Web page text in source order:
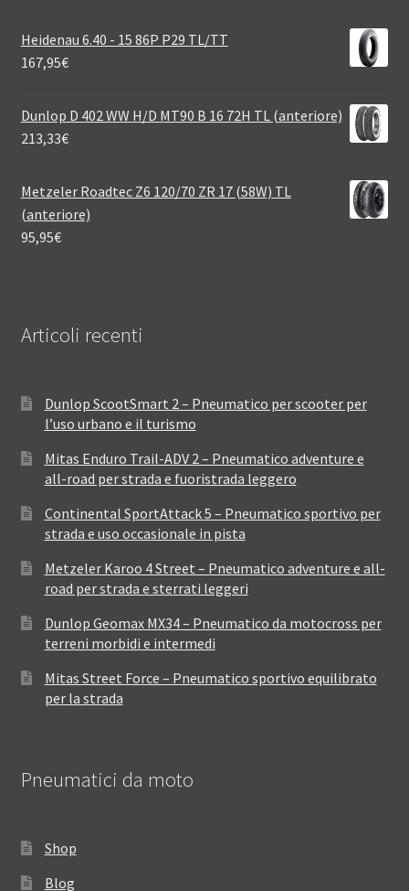
Heidenau 6.40 - 15 86P P29 TL/TT
167,95€
Dunlop D 402 WW H/D MT90 B 16 72H TL (anteriore)
213,33€
Metzeler Roadtec Z6 120/70 ZR 17 (58W) TL
(anteriore)
95,95€
Articoli recenti
Dunlop ScootSmart 2 – Pneumatico per scooter per
l’uso urbano e il turismo
Mitas Enduro Trail-ADV 2 – Pneumatico adventure e
all-road per strada e fuoristrada leggero
Continental SportAttack 5 – Pneumatico sportivo per
strada e uso occasionale in pista
Metzeler Karoo 4 Street – Pneumatico adventure e all-
road per strada e sterrati leggeri
Dunlop Geomax MX34 – Pneumatico da motocross per
terreni morbidi e intermedi
Mitas Street Force – Pneumatico sportivo equilibrato
per la strada
Pneumatici da moto
Shop
Blog